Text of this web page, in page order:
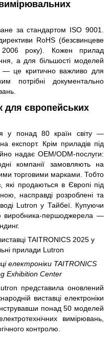
за стандартом ISO 9001.
RoHS (безсвинцеве
2006 року). Кожен прилад
а для більшості моделей
— це критично важливо для
потрібні документально
європейських
у понад 80 країн світу —
експорт. Крім приладів під
надає OEM/ODM-послуги:
компанії замовляють на
торговими марками. Тобто
які продаються в Європі під
насправді розроблені та
Lutron у Тайбеї. Купуючи
виробника-першоджерела —
електроніки TAITRONICS
Exhibition Center
представила оновлений
виставці електроніки
понад 50 моделей
вимірювань,
контролю.